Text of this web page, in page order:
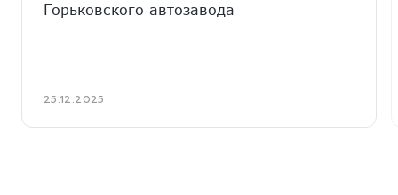
Горьковского автозавода
25.12.2025